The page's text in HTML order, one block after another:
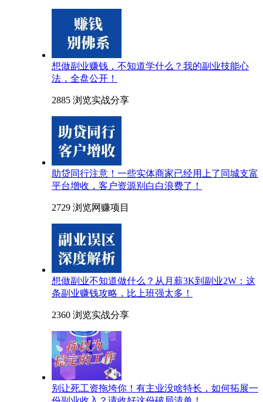
想做副业赚钱，不知道学什么？我的副业技能心
法，全盘公开！
2885 浏览实战分享
助贷同行注意！一些实体商家已经用上了同城支富
平台增收，客户资源别白白浪费了！
2729 浏览网赚项目
想做副业不知道做什么？从月薪3K到副业2W：这
条副业赚钱攻略，比上班强太多！
2360 浏览实战分享
别让死工资拖垮你！有主业没啥特长，如何拓展一